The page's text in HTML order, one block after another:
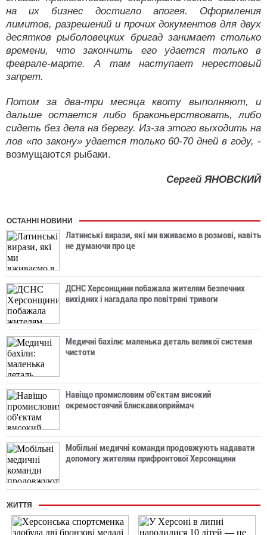
на их бизнес достигло апогея. Оформления
лимитов, разрешений и прочих документов для двух
десятков рыболовецких бригад занимает столько
времени, что закончить его удается только в
феврале-марте. А там наступает нерестовый
запрет.
Потом за два-три месяца квоту выполняют, и
дальше остается либо браконьерствовать, либо
сидеть без дела на берегу. Из-за этого выходить на
лов «по закону» удается только 60-70 дней в году, -
возмущаются рыбаки.
Сергей ЯНОВСКИЙ
ОСТАННІ НОВИНИ
Латинські вирази, які ми вживаємо в розмові, навіть
не думаючи про це
ДСНС Херсонщини побажала жителям безпечних
вихідних і нагадала про повітряні тривоги
Медичні бахіли: маленька деталь великої системи
чистоти
Навіщо промисловим об'єктам високий
окремостоячий блискавкоприймач
Мобільні медичні команди продовжують надавати
допомогу жителям прифронтової Херсонщини
ЖИТТЯ